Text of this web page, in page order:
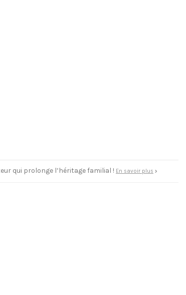
qui prolonge l’héritage familial ! En savoir plus